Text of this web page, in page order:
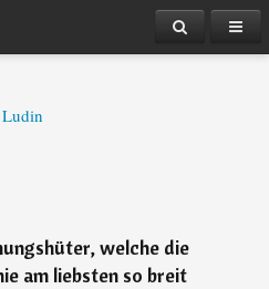
welche die
am liebsten so breit